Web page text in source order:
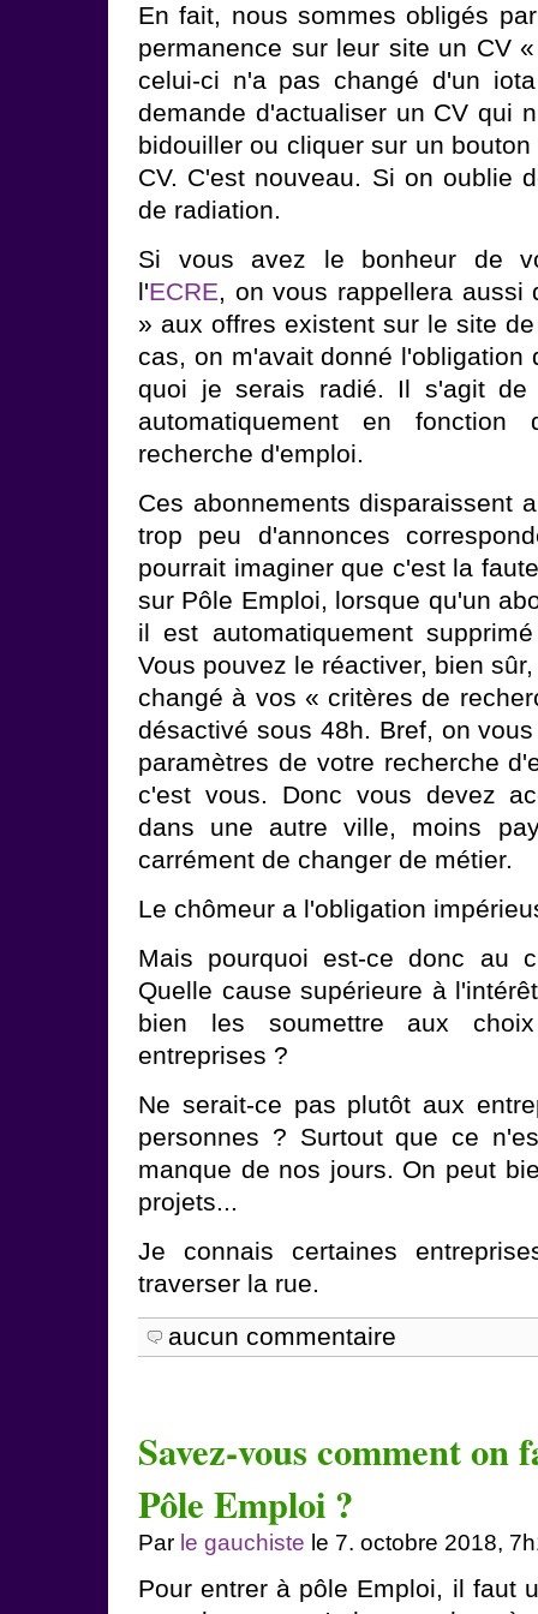
En fait, nous sommes obligés
permanence sur leur site un CV
celui-ci n'a pas changé d'un
demande d'actualiser un CV qui
bidouiller ou cliquer sur un
CV. C'est nouveau. Si on oublie
de radiation.
Si vous avez le bonheur de
l'ECRE, on vous rappellera aussi
» aux offres existent sur le site
cas, on m'avait donné l'obligation
quoi je serais radié. Il s'agit de
automatiquement en
recherche d'emploi.
Ces abonnements disparaissent
trop peu d'annonces
pourrait imaginer que c'est la
sur Pôle Emploi, lorsque qu'un
il est automatiquement
Vous pouvez le réactiver, bien
changé à vos « critères de
désactivé sous 48h. Bref, on
paramètres de votre recherche
c'est vous. Donc vous devez
dans une autre ville, moins
carrément de changer de métier.
Le chômeur a l'obligation
Mais pourquoi est-ce donc au
Quelle cause supérieure à
bien les soumettre aux choix
entreprises ?
Ne serait-ce pas plutôt aux
personnes ? Surtout que ce
manque de nos jours. On peut
projets...
Je connais certaines
traverser la rue.
aucun commentaire
Savez-vous comment
Pôle Emploi ?
Par le gauchiste le 7. octobre 2018,
Pour entrer à pôle Emploi, il faut